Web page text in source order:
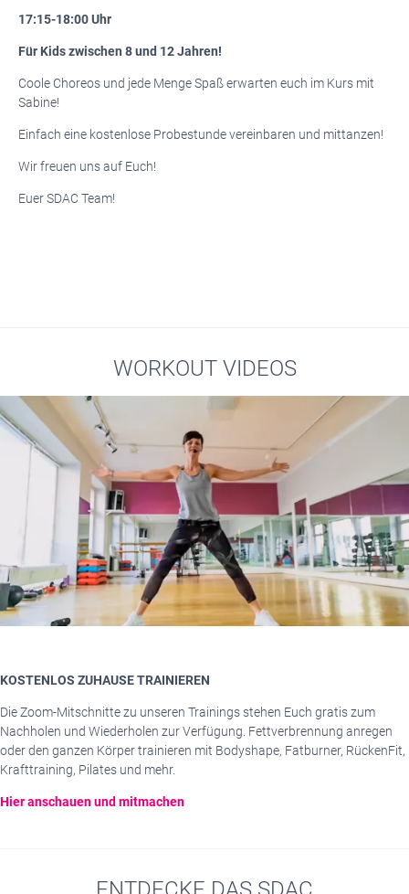
17:15-18:00 Uhr
Für Kids zwischen 8 und 12 Jahren!
Coole Choreos und jede Menge Spaß erwarten euch im Kurs mit
Sabine!
Einfach eine kostenlose Probestunde vereinbaren und mittanzen!
Wir freuen uns auf Euch!
Euer SDAC Team!
WORKOUT VIDEOS
KOSTENLOS ZUHAUSE TRAINIEREN
Die Zoom-Mitschnitte zu unseren Trainings stehen Euch gratis zum
Nachholen und Wiederholen zur Verfügung. Fettverbrennung anregen
oder den ganzen Körper trainieren mit Bodyshape, Fatburner, RückenFit,
Krafttraining, Pilates und mehr.
Hier anschauen und mitmachen